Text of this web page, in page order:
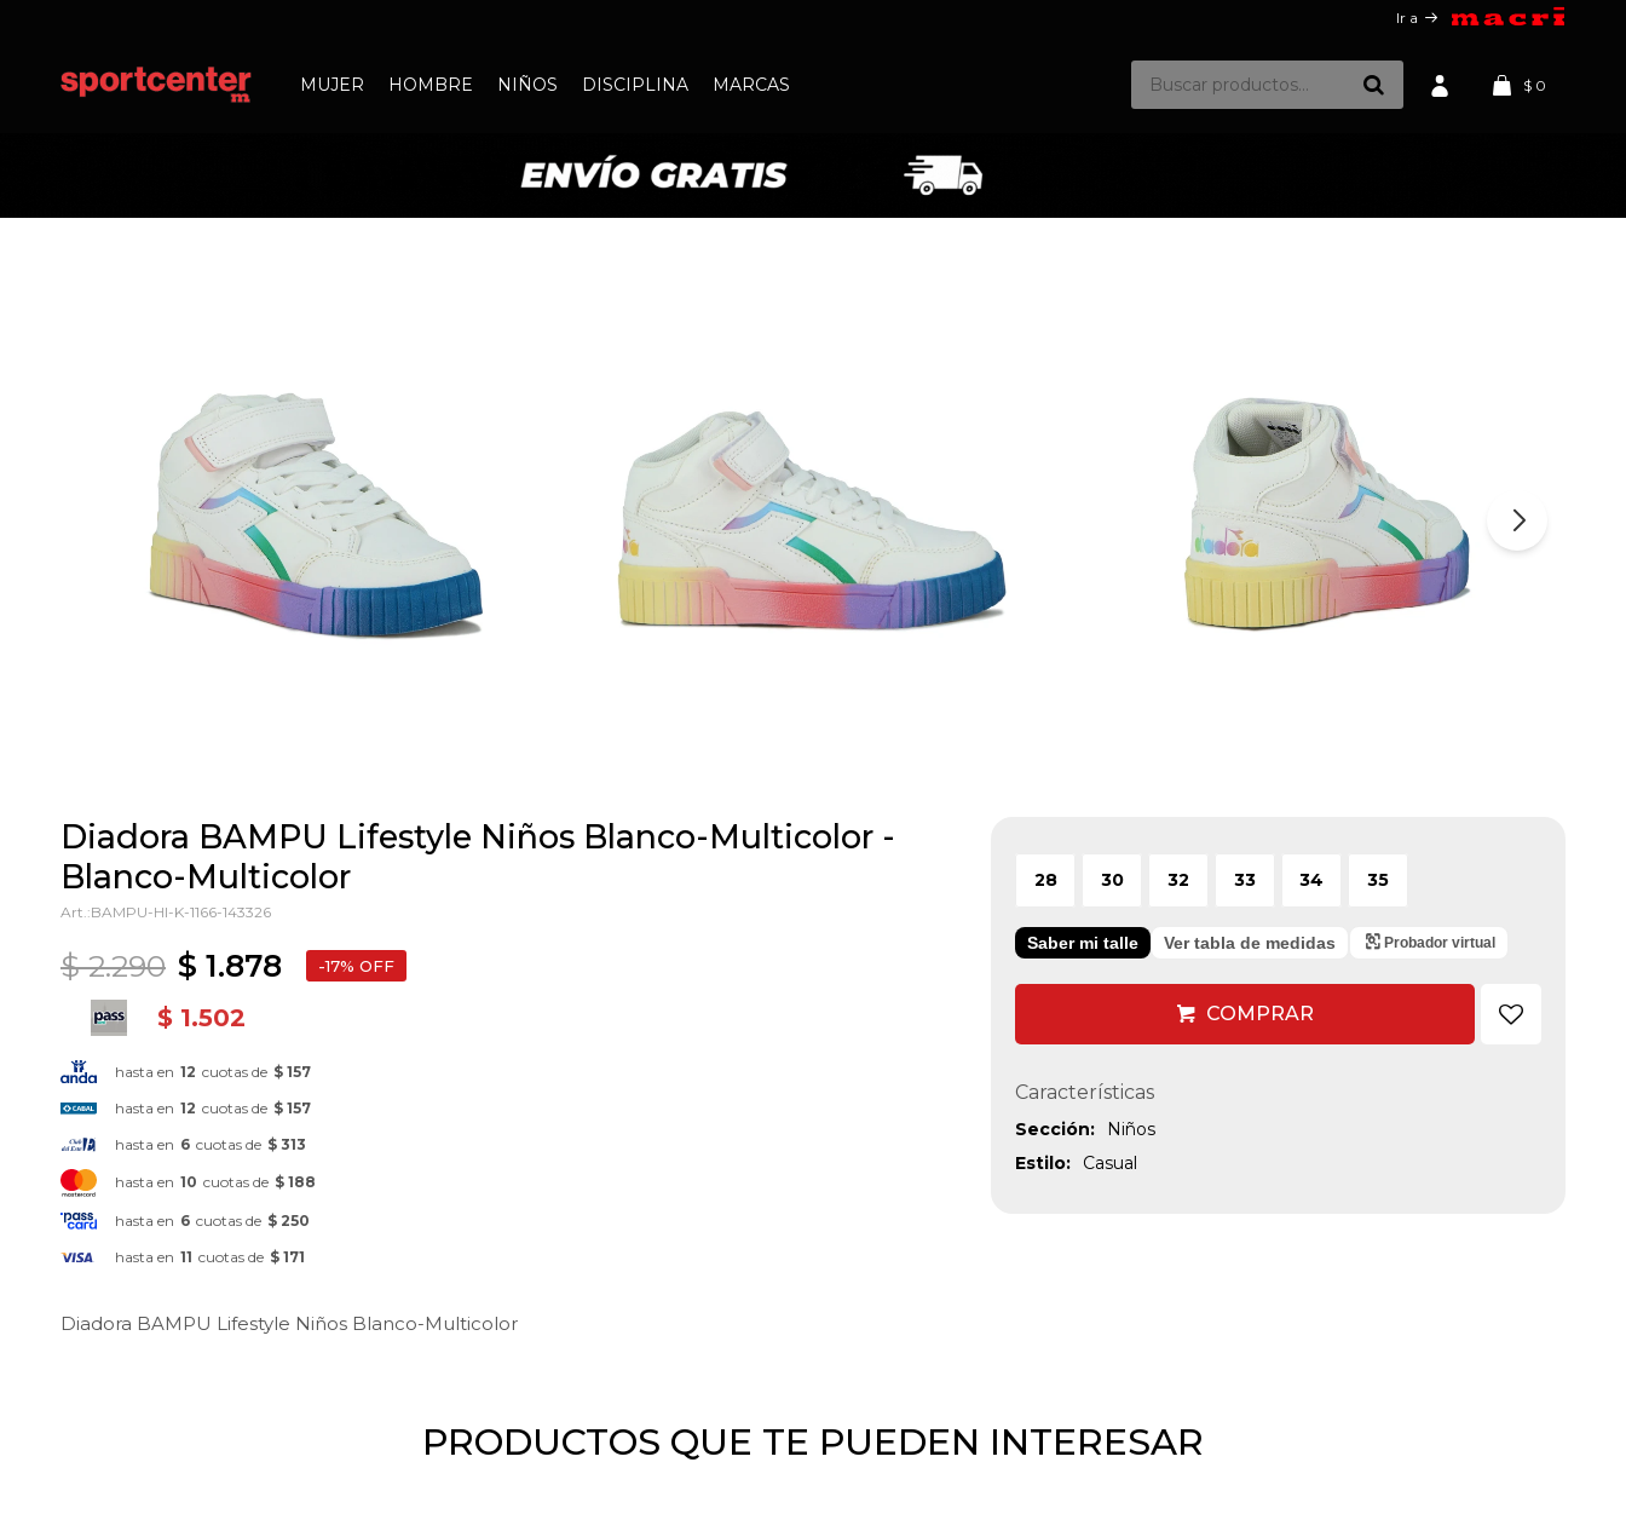
MUJER HOMBRE NIÑOS DISCIPLINA MARCAS $ 0
Ir a
Diadora BAMPU Lifestyle Niños Blanco-Multicolor -
Blanco-Multicolor
BAMPU-HI-K-1166-143326
$ 1.878
$ 2.290 17
$ 1.502
hasta en 12 cuotas de $ 157
hasta en 12 cuotas de $ 157
hasta en 6 cuotas de $ 313
hasta en 10 cuotas de $ 188
hasta en 6 cuotas de $ 250
hasta en 11 cuotas de $ 171
Diadora BAMPU Lifestyle Niños Blanco-Multicolor
28 30 32 33 34 35
Saber mi talle Ver tabla de medidas Probador virtual
COMPRAR
Características
Sección
Niños
Estilo
Casual
PRODUCTOS QUE TE PUEDEN INTERESAR